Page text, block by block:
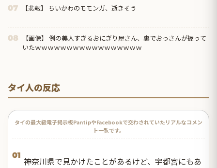
07 【悲報】 ちいかわのモモンガ、逝きそう
08
【画像】 例の美人すぎるおにぎり屋さん、裏でおっさんが握って
いたｗｗｗｗｗｗｗｗｗｗｗｗｗｗｗｗｗ
タイ人の反応
タイの最大級電子掲示板PantipやFacebookで交わされていたリアルなコメン
ト一覧です。
01
神奈川県で見かけたことがあるけど、宇都宮にもあ